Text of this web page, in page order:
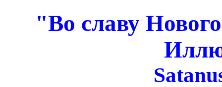
"Во славу